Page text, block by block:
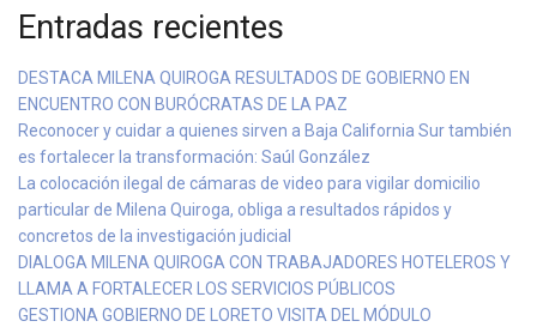
Entradas recientes
DESTACA MILENA QUIROGA RESULTADOS DE GOBIERNO EN
ENCUENTRO CON BURÓCRATAS DE LA PAZ
Reconocer y cuidar a quienes sirven a Baja California Sur también
es fortalecer la transformación: Saúl González
La colocación ilegal de cámaras de video para vigilar domicilio
particular de Milena Quiroga, obliga a resultados rápidos y
concretos de la investigación judicial
DIALOGA MILENA QUIROGA CON TRABAJADORES HOTELEROS Y
LLAMA A FORTALECER LOS SERVICIOS PÚBLICOS
GESTIONA GOBIERNO DE LORETO VISITA DEL MÓDULO